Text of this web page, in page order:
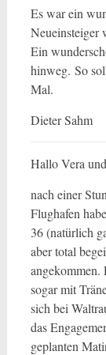
Es war ein
Neueinsteiger
Ein
hinweg. So
Mal.
Dieter Sahm
Hallo Vera
nach einer
Flughafen
36 (natürlich
aber total
angekommen.
sogar mit
sich bei
das
geplanten